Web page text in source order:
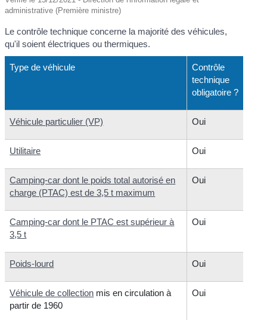
administrative (Première ministre)
Le contrôle technique concerne la majorité des véhicules,
qu'il soient électriques ou thermiques.
Type de véhicule
Contrôle
technique
obligatoire ?
Véhicule particulier (VP) Oui
Utilitaire Oui
Camping-car dont le poids total autorisé en
charge (PTAC) est de 3,5 t maximum
Oui
Camping-car dont le PTAC est supérieur à
3,5 t
Oui
Poids-lourd Oui
Véhicule de collection mis en circulation à
partir de 1960
Oui